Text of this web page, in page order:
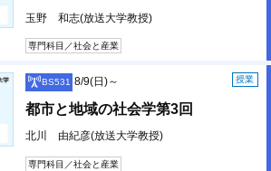
玉野 和志(放送大学教授)
専門科目／社会と産業
BS531 授業
8/9(日)～
都市と地域の社会学第3回
北川 由紀彦(放送大学教授)
専門科目／社会と産業